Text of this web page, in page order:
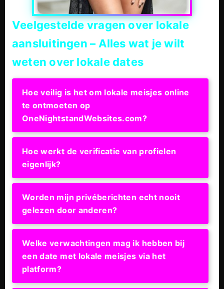
Veelgestelde vragen over lokale
aansluitingen – Alles wat je wilt
weten over lokale dates
Hoe veilig is het om lokale meisjes online
te ontmoeten op
OneNightstandWebsites.com?
Hoe werkt de verificatie van profielen
eigenlijk?
Worden mijn privéberichten echt nooit
gelezen door anderen?
Welke verwachtingen mag ik hebben bij
een date met lokale meisjes via het
platform?